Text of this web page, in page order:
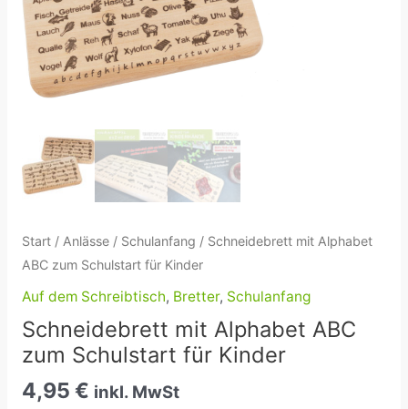
Start/ Anlässe/ Schulanfang / Schneidebrett mit Alphabet
ABC zum Schulstart für Kinder
Auf dem Schreibtisch, Bretter, Schulanfang
Schneidebrett mit Alphabet ABC
zum Schulstart für Kinder
4,95 € inkl. MwSt
Kinder
Menge